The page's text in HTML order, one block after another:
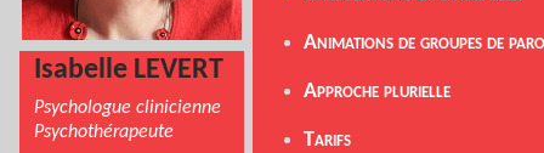
Animations de groupes de
Approche plurielle
Tarifs
Isabelle LEVERT
Psychologue clinicienne
Psychothérapeute